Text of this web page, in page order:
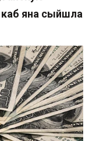
каб яна сыйшла